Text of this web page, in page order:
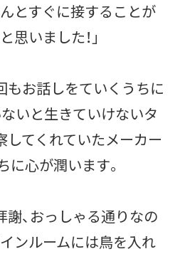
んとすぐに接することが
いました！」
もお話しをていくうちに
ないと生きていけないタ
してくれていたメーカー
に心が潤います。
謝、おっしゃる通りなの
ンルームには鳥を入れ